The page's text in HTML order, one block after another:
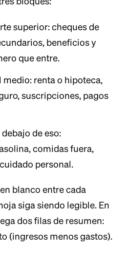
superior: cheques de
beneficios y
que entre.
medio: renta o hipoteca,
suscripciones, pagos
debajo de eso:
comidas fuera,
personal.
blanco entre cada
siga siendo legible. En
dos filas de resumen:
(ingresos menos gastos).